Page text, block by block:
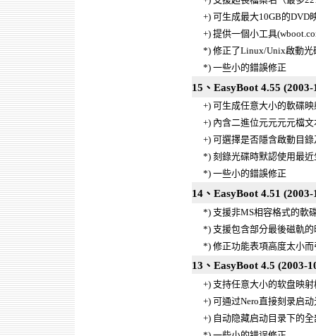
+) 可生成最大10GB的DVD
+) 提供一個小工具
*) 修正了Linux/Unix啟動光
*) 一些小的錯誤修正
15、EasyBoot 4.55 (2003-
+) 可生成任意大小的軟碟
+) 內含二進位元元元元檔
+) 可選擇是否隱含啟動目
*) 刻錄光碟時默認使用最近
*) 一些小的錯誤修正
14、EasyBoot 4.51 (2003-
*) 支援非MS相容格式的軟
*) 支援包含部分最後磁軌
*) 修正功能表項高度太小
13、EasyBoot 4.5 (2003-
+) 支持任意大小的软盘映射
+) 可通过Nero直接刻录启
+) 自动隐藏启动目录下的全